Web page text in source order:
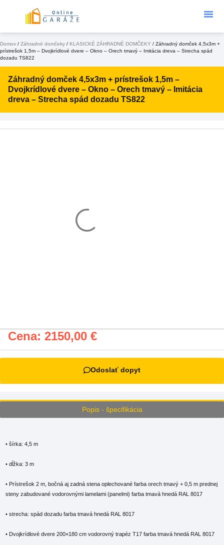
Domov / Záhradné domčeky / KLASICKÉ ZÁHRADNÉ DOMČEKY / Záhradný domček 4,5x3m +
prístrešok 1,5m – Dvojkrídlové dvere – Okno – Orech tmavý – Imitácia dreva – Strecha spád
dozadu TS822
Záhradný domček 4,5x3m + prístrešok 1,5m –
Dvojkrídlové dvere – Okno – Orech tmavý – Imitácia
dreva – Strecha spád dozadu TS822
Cena: 2150,00 €
Odoslať dopyt
Popis - špecifikácia
• šírka: 4,5 m
• dĺžka: 3 m
• Prístrešok 2 m, bočná aj zadná stena oplechované farba orech tmavý + 0,5 m prednej
steny zabudované vodorovnými lamelami (panelmi) farba tmavá hnedá RAL 8017
• strecha: spád dozadu farba tmavá hnedá RAL 8017
• Dvojkrídlové dvere 200×180 cm vodorovný trapéz T17 farba tmavá hnedá RAL 8017